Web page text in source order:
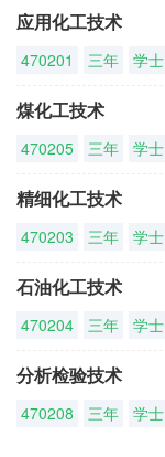
应用化工技术
470201 三年 学士
煤化工技术
470205 三年 学士
精细化工技术
470203 三年 学士
石油化工技术
470204 三年 学士
分析检验技术
470208 三年 学士